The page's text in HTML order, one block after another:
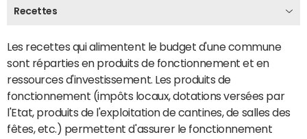
Recettes
Les recettes qui alimentent le budget d'une commune
sont réparties en produits de fonctionnement et en
ressources d'investissement. Les produits de
fonctionnement (impôts locaux, dotations versées par
l'Etat, produits de l'exploitation de cantines, de salles des
fêtes, etc.) permettent d'assurer le fonctionnement